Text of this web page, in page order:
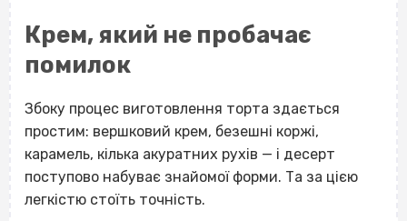
Крем, який не пробачає
помилок
Збоку процес виготовлення торта здається
простим: вершковий крем, безешні коржі,
карамель, кілька акуратних рухів — і десерт
поступово набуває знайомої форми. Та за цією
легкістю стоїть точність.